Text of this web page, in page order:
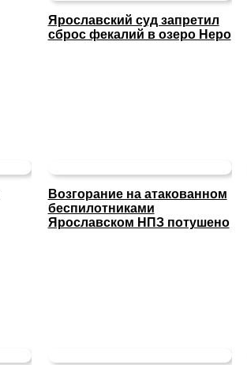
Ярославский суд запретил
сброс фекалий в озеро Неро
Возгорание на атакованном
беспилотниками
Ярославском НПЗ потушено